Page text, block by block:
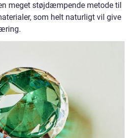
meget støjdæmpende metode til
som helt naturligt vil give